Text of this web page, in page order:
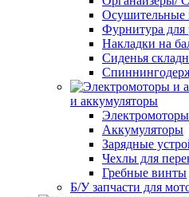
Осушительные
Фурнитура для
Накладки на
Сиденья
и аккумуляторы
Электромоторы
Аккумуляторы
Зарядные
Чехлы для
Гребные винты
Б/У запчасти для